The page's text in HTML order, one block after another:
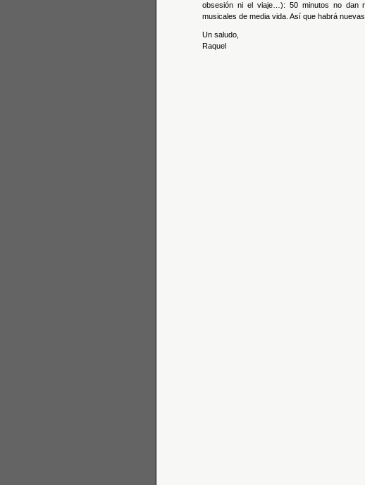
obsesión ni el viaje…): 50 minutos no dan
musicales de media vida. Así que habrá nuevas
Un saludo,
Raquel